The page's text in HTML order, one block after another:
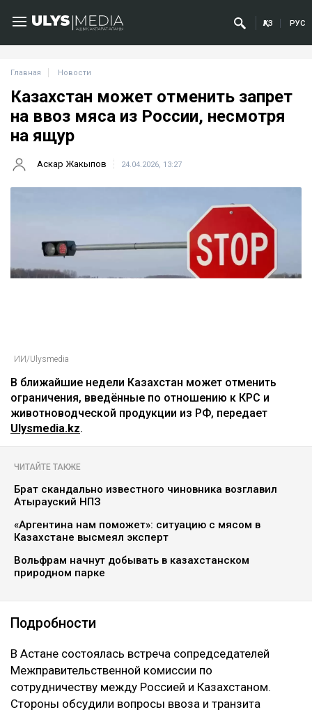
ҚАЗ РУС
Главная Новости
Казахстан может отменить запрет
на ввоз мяса из России, несмотря
на ящур
Аскар Жакыпов 24.04.2026, 13:27
ИИ/Ulysmedia
‎В ближайшие недели Казахстан может отменить
ограничения, введённые по отношению к КРС и
животноводческой продукции из РФ, передает
Ulysmedia.kz.
ЧИТАЙТЕ ТАКЖЕ
Брат скандально известного чиновника возглавил
Атырауский НПЗ
«Аргентина нам поможет»: ситуацию с мясом в
Казахстане высмеял эксперт
Вольфрам начнут добывать в казахстанском
природном парке
Подробности
‎В Астане состоялась встреча сопредседателей
Межправительственной комиссии по
сотрудничеству между Россией и Казахстаном.
Стороны обсудили вопросы ввоза и транзита